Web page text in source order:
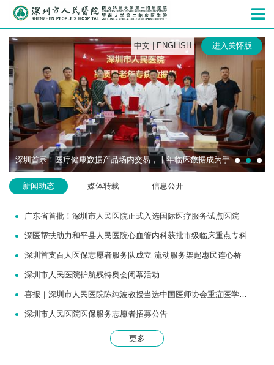
深圳市人民
中文 ENGLISH 进入关怀版
深圳首宗！医疗健康数据产品场内交易，十年临床数据成为手术机器人研发“燃料”
新闻动态 媒体转载 信息公开
广东省首批！深圳市人民医院正式入选国际医疗服务试点医院
深医帮扶助力和平县人民医院心血管内科获批市级临床重点专科
深圳首支百人医保志愿者服务队成立 流动服务架起惠民连心桥
深圳市人民医院护航残特奥会闭幕活动
喜报｜深圳市人民医院陈纯波教授当选中国医师协会重症医学医师分会常务委员
深圳市人民医院医保服务志愿者招募公告
更多